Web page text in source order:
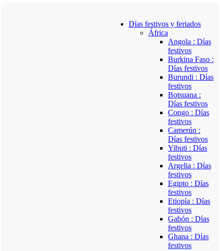
Días festivos y feriados
África
Angola : Días
festivos
Burkina Faso :
Días festivos
Burundi : Días
festivos
Botsuana :
Días festivos
Congo : Días
festivos
Camerún :
Días festivos
Yibuti : Días
festivos
Argelia : Días
festivos
Egipto : Días
festivos
Etiopía : Días
festivos
Gabón : Días
festivos
Ghana : Días
festivos